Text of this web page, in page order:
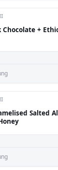
Chocolate +
Salted